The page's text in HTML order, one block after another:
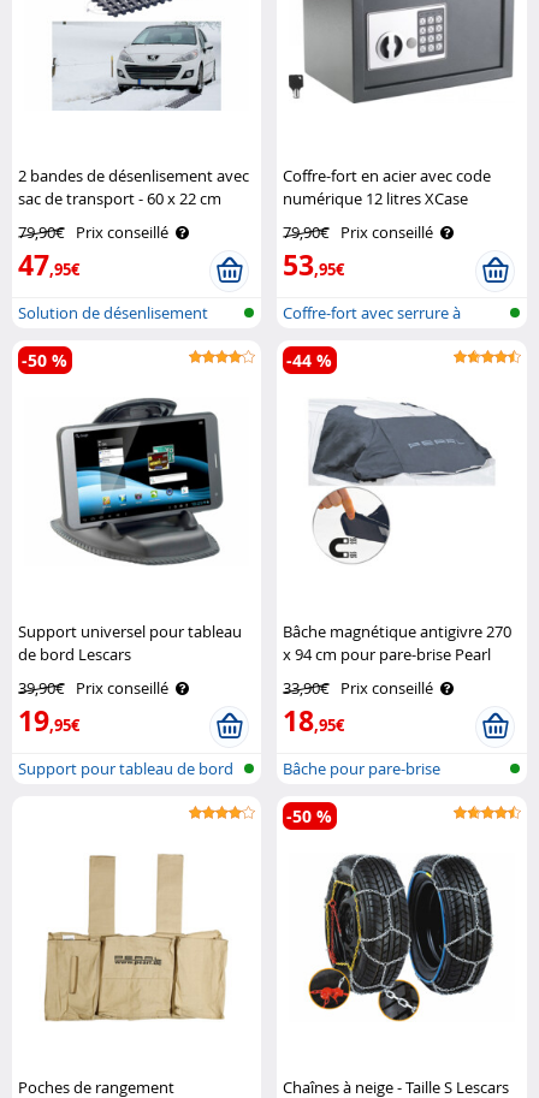
2 bandes de désenlisement avec
sac de transport - 60 x 22 cm
79,90€ Prix conseillé
47,95€
Solution de désenlisement
Coffre-fort en acier avec code
numérique 12 litres XCase
79,90€ Prix conseillé
53,95€
Coffre-fort avec serrure à
combinai..
Support universel pour tableau
de bord Lescars
39,90€ Prix conseillé
19,95€
-50 %
Support pour tableau de bord
Bâche magnétique antigivre 270
x 94 cm pour pare-brise Pearl
33,90€ Prix conseillé
18,95€
-44 %
Bâche pour pare-brise
antiglace ave..
Poches de rangement
Chaînes à neige - Taille S Lescars
-50 %